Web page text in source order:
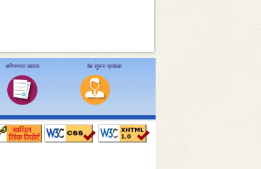
अभिगम्यता वक्तव्य वेब सूचना प्रबंधक